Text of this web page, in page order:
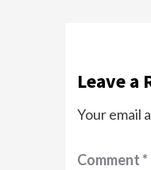
Leave a
Your email
Comment*